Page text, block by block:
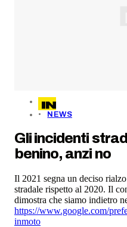
NEWS
Gli incidenti
benino, anzi no
Il 2021 segna un deciso
stradale rispetto al 2020. Il
dimostra che siamo indietro
https://www.google.com/
inmoto